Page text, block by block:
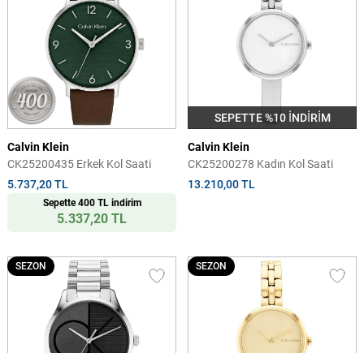
Calvin Klein
CK25200435 Erkek Kol Saati
5.737,20 TL
Sepette 400 TL indirim
5.337,20 TL
SEPETTE %10 İNDİRİM
Calvin Klein
CK25200278 Kadın Kol Saati
13.210,00 TL
SEZON SEZON